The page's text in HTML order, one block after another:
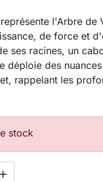
l'Arbre de
de force et
ses racines, un
déploie des
rappelant les
stock
